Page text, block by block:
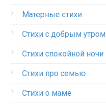
Матерные стихи
Стихи с добрым утром
Стихи спокойной ночи
Стихи про семью
Стихи о маме